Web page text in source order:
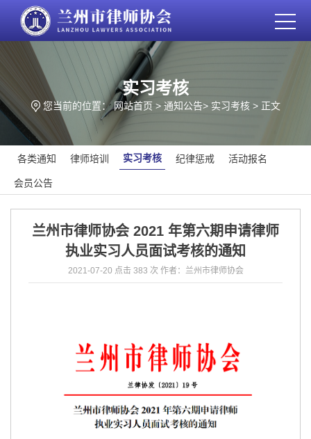
实习考核
您当前的位置：网站首页> 通知公告> 实习考核 > 正文
各类通知 律师培训 实习考核 纪律惩戒 活动报名
会员公告
兰州市律师协会 2021 年第六期申请律师
执业实习人员面试考核的通知
2021-07-20 点击 383 次 作者：兰州市律师协会